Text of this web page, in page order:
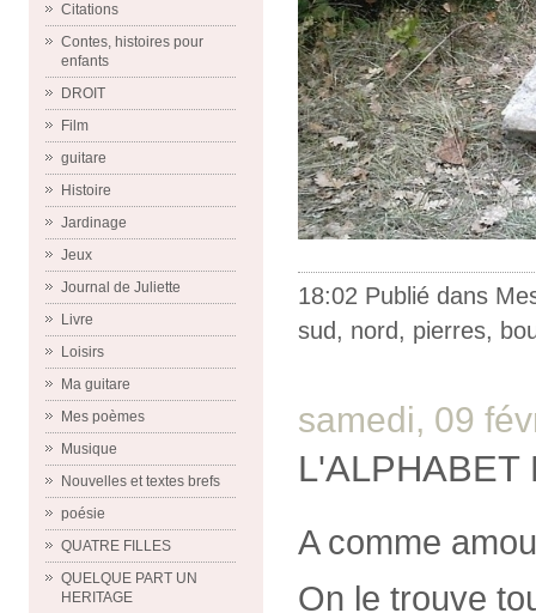
Citations
Contes, histoires pour
enfants
DROIT
Film
guitare
Histoire
Jardinage
Jeux
Journal de Juliette
Livre
Loisirs
Ma guitare
Mes poèmes
Musique
Nouvelles et textes brefs
poésie
QUATRE FILLES
QUELQUE PART UN
HERITAGE
18:02 Publié dans
sud, nord, pierres,
samedi, 09
L'ALPHABET
A comme
On le trouve